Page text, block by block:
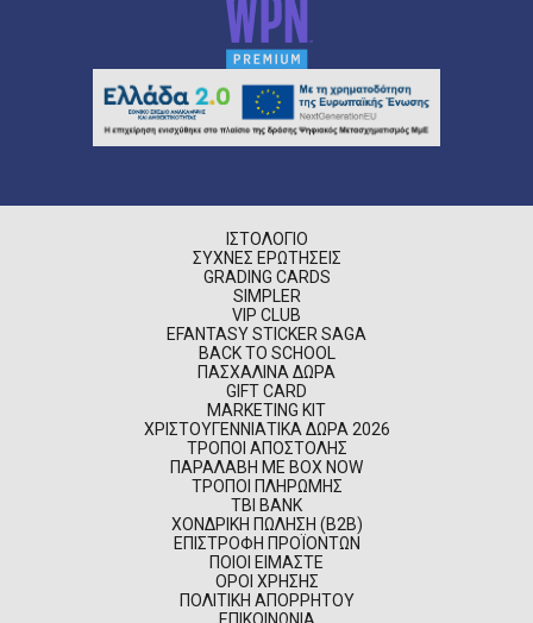
ΙΣΤΟΛΌΓΙΟ
ΣΥΧΝΈΣ ΕΡΩΤΉΣΕΙΣ
GRADING CARDS
SIMPLER
VIP CLUB
EFANTASY STICKER SAGA
BACK TO SCHOOL
ΠΑΣΧΑΛΙΝΆ ΔΏΡΑ
GIFT CARD
MARKETING KIT
ΧΡΙΣΤΟΥΓΕΝΝΙΆΤΙΚΑ ΔΏΡΑ 2026
ΤΡΌΠΟΙ ΑΠΟΣΤΟΛΉΣ
ΠΑΡΑΛΑΒΉ ΜΕ BOX NOW
ΤΡΌΠΟΙ ΠΛΗΡΩΜΉΣ
TBI BANK
ΧΟΝΔΡΙΚΉ ΠΏΛΗΣΗ (B2B)
ΕΠΙΣΤΡΟΦΉ ΠΡΟΪΌΝΤΩΝ
ΠΟΙΟΊ ΕΊΜΑΣΤΕ
ΌΡΟΙ ΧΡΉΣΗΣ
ΠΟΛΙΤΙΚΉ ΑΠΟΡΡΉΤΟΥ